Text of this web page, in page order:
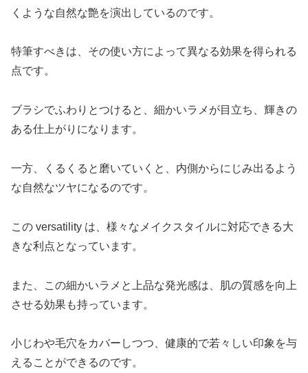
くような自然な艶を演出しているのです。
特筆すべきは、その使い方によって異なる効果を得られる
点です。
ブラシでふわりとつけると、細かいラメが目立ち、輝きの
ある仕上がりになります。
一方、くるくると磨いていくと、内側からにじみ出るよう
な自然なツヤになるのです。
この versatility は、様々なメイクスタイルに対応できる大
きな利点となっています。
また、この細かいラメと上品な発光感は、肌の質感を向上
させる効果も持っています。
小じわや毛穴をカバーしつつ、健康的で若々しい印象を与
えることができるのです。